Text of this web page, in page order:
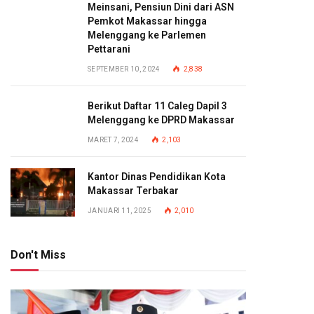
Meinsani, Pensiun Dini dari ASN
Pemkot Makassar hingga
Melenggang ke Parlemen
Pettarani
SEPTEMBER 10, 2024 2,838
Berikut Daftar 11 Caleg Dapil 3
Melenggang ke DPRD Makassar
MARET 7, 2024 2,103
Kantor Dinas Pendidikan Kota
Makassar Terbakar
JANUARI 11, 2025 2,010
Don't Miss